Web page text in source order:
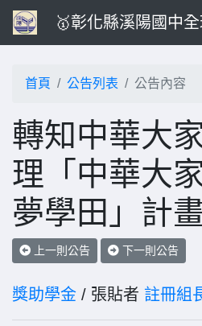
🥇彰化縣溪陽國中
首頁 公告列表 公告內容
轉知中華大
理「中華大
夢學田」計
上一則公告 下一則公告
獎助學金 / 張貼者 註冊組